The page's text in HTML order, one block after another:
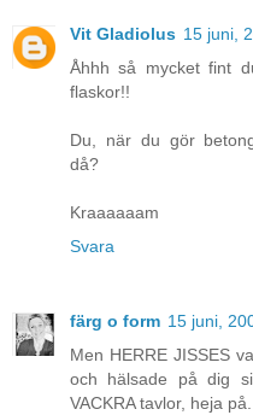
Vit Gladiolus 15 juni,
Åhhh så mycket fint
flaskor!!
Du, när du gör
då?
Kraaaaaam
Svara
färg o form 15 juni,
Men HERRE JISSES
och hälsade på dig
VACKRA tavlor, heja på.